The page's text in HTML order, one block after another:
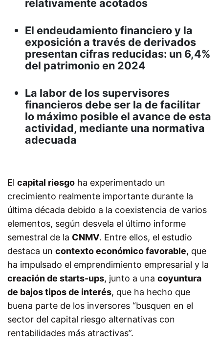
relativamente acotados
El endeudamiento financiero y la
exposición a través de derivados
presentan cifras reducidas: un 6,4%
del patrimonio en 2024
La labor de los supervisores
financieros debe ser la de facilitar
lo máximo posible el avance de esta
actividad, mediante una normativa
adecuada
El capital riesgo ha experimentado un
crecimiento realmente importante durante la
última década debido a la coexistencia de varios
elementos, según desvela el último informe
semestral de la CNMV. Entre ellos, el estudio
destaca un contexto económico favorable, que
ha impulsado el emprendimiento empresarial y la
creación de starts-ups, junto a una coyuntura
de bajos tipos de interés, que ha hecho que
buena parte de los inversores “busquen en el
sector del capital riesgo alternativas con
rentabilidades más atractivas”.